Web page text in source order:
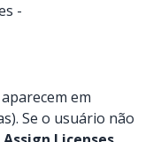
-
em
Se o usuário não